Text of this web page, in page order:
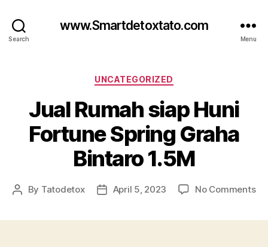
Search
www.Smartdetoxtato.com
Menu
Categories
UNCATEGORIZED
Jual Rumah siap Huni
Fortune Spring Graha
Bintaro 1.5M
Post
By Tatodetox
PostApril 5, 2023 No Commentson